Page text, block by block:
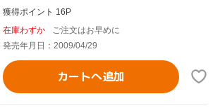
獲得ポイント 16P
在庫わずか
ご注文はお早めに
発売年月日：2009/04/29
カートへ追加